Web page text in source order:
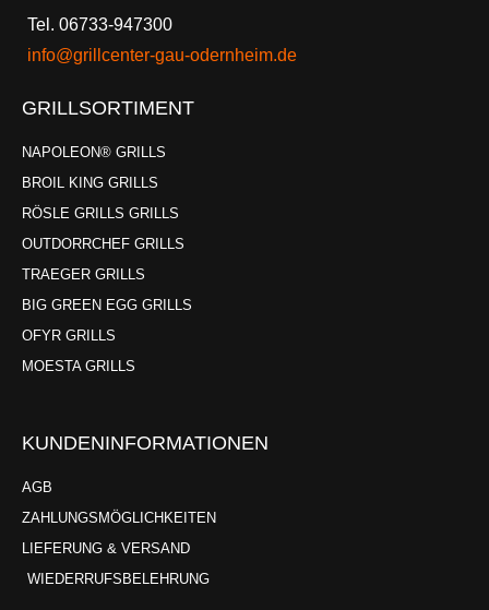
Tel. 06733-947300
info@grillcenter-gau-odernheim.de
GRILLSORTIMENT
NAPOLEON® GRILLS
BROIL KING GRILLS
RÖSLE GRILLS GRILLS
OUTDORRCHEF GRILLS
TRAEGER GRILLS
BIG GREEN EGG GRILLS
OFYR GRILLS
MOESTA GRILLS
KUNDENINFORMATIONEN
AGB
ZAHLUNGSMÖGLICHKEITEN
LIEFERUNG & VERSAND
WIEDERRUFSBELEHRUNG